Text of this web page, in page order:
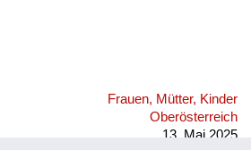
Frauen, Mütter, Kinder
Oberösterreich
13. Mai 2025